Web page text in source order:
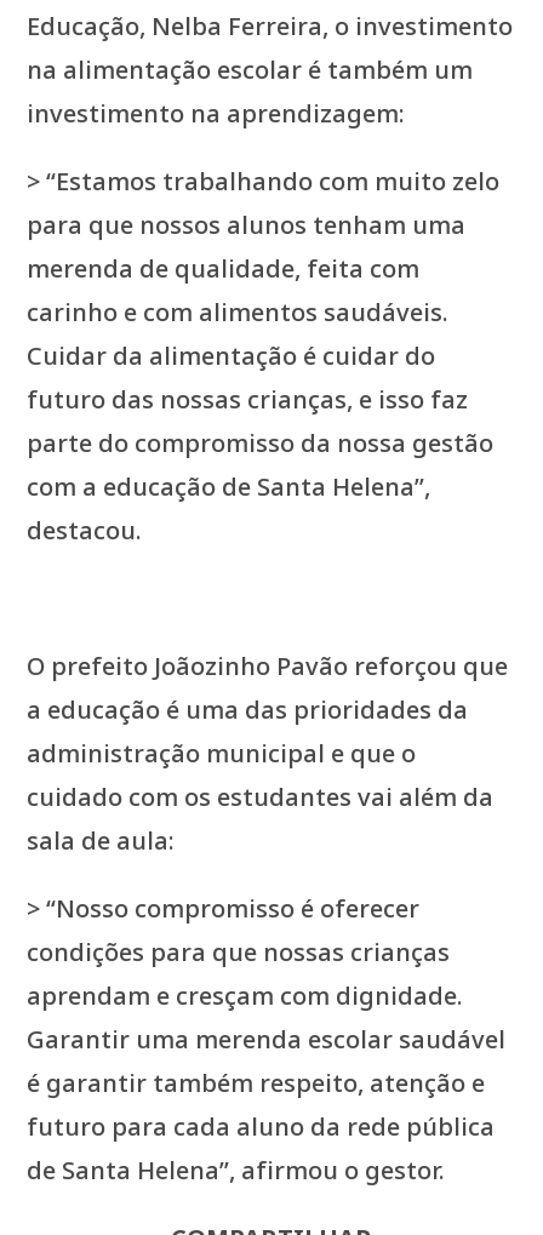
Educação, Nelba Ferreira, o investimento
na alimentação escolar é também um
investimento na aprendizagem:
> “Estamos trabalhando com muito zelo
para que nossos alunos tenham uma
merenda de qualidade, feita com
carinho e com alimentos saudáveis.
Cuidar da alimentação é cuidar do
futuro das nossas crianças, e isso faz
parte do compromisso da nossa gestão
com a educação de Santa Helena”,
destacou.
O prefeito Joãozinho Pavão reforçou que
a educação é uma das prioridades da
administração municipal e que o
cuidado com os estudantes vai além da
sala de aula:
> “Nosso compromisso é oferecer
condições para que nossas crianças
aprendam e cresçam com dignidade.
Garantir uma merenda escolar saudável
é garantir também respeito, atenção e
futuro para cada aluno da rede pública
de Santa Helena”, afirmou o gestor.